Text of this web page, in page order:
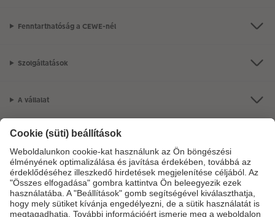
Fenntarthatóság a CEWE-nél
Szolgáltatások
A vállalat
Termékkínálat
CEWE Fotóvilág